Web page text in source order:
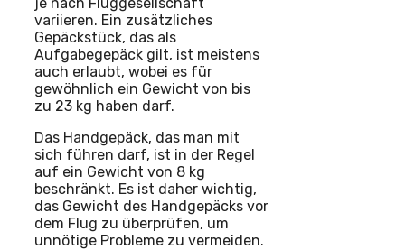
variieren. Ein zusätzliches
Gepäckstück, das als
Aufgabegepäck gilt, ist meistens
auch erlaubt, wobei es für
gewöhnlich ein Gewicht von bis
zu 23 kg haben darf.
Das Handgepäck, das man mit
sich führen darf, ist in der Regel
auf ein Gewicht von 8 kg
beschränkt. Es ist daher wichtig,
das Gewicht des Handgepäcks vor
dem Flug zu überprüfen, um
unnötige Probleme zu vermeiden.